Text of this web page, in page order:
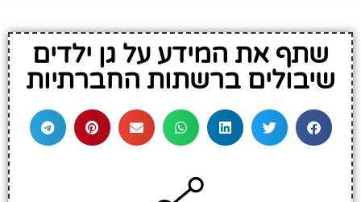
שתף את המידע על גן ילדים
שיבולים ברשתות החברתיות